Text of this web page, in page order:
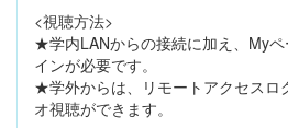
<視聴方法>
★学内LANからの接続に加え、My
インが必要です。
★学外からは、リモートアクセスロ
オ視聴ができます。